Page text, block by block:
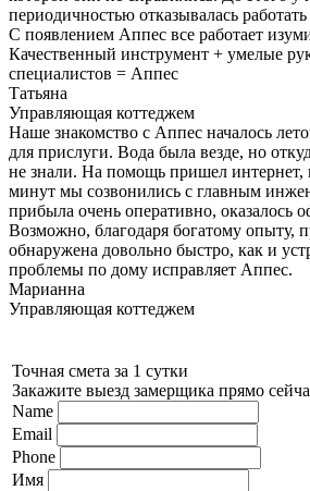
периодичностью отказывалась
С появлением Аппес все работает
Качественный инструмент + умелые
специалистов = Аппес
Татьяна
Управляющая коттеджем
Наше знакомство с Аппес началось
для прислуги. Вода была везде, но
не знали. На помощь пришел интернет,
минут мы созвонились с главным
прибыла очень оперативно, оказалось
Возможно, благодаря богатому опыту,
обнаружена довольно быстро, как и
проблемы по дому исправляет Аппес.
Марианна
Управляющая коттеджем
Точная смета за 1 сутки
Закажите выезд замерщика прямо
Name
Email
Phone
Имя